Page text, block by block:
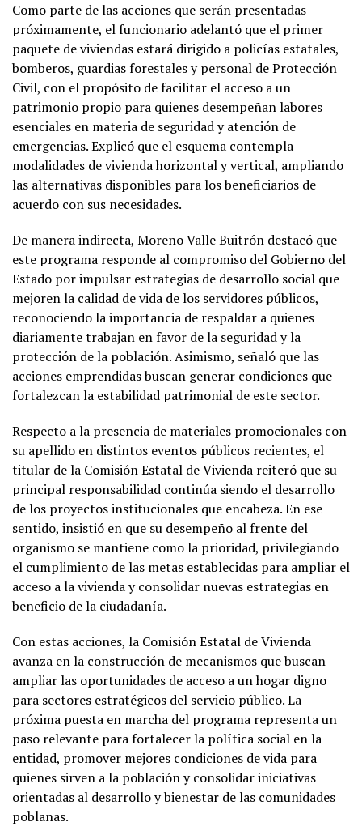
Como parte de las acciones que serán presentadas
próximamente, el funcionario adelantó que el primer
paquete de viviendas estará dirigido a policías estatales,
bomberos, guardias forestales y personal de Protección
Civil, con el propósito de facilitar el acceso a un
patrimonio propio para quienes desempeñan labores
esenciales en materia de seguridad y atención de
emergencias. Explicó que el esquema contempla
modalidades de vivienda horizontal y vertical, ampliando
las alternativas disponibles para los beneficiarios de
acuerdo con sus necesidades.
De manera indirecta, Moreno Valle Buitrón destacó que
este programa responde al compromiso del Gobierno del
Estado por impulsar estrategias de desarrollo social que
mejoren la calidad de vida de los servidores públicos,
reconociendo la importancia de respaldar a quienes
diariamente trabajan en favor de la seguridad y la
protección de la población. Asimismo, señaló que las
acciones emprendidas buscan generar condiciones que
fortalezcan la estabilidad patrimonial de este sector.
Respecto a la presencia de materiales promocionales con
su apellido en distintos eventos públicos recientes, el
titular de la Comisión Estatal de Vivienda reiteró que su
principal responsabilidad continúa siendo el desarrollo
de los proyectos institucionales que encabeza. En ese
sentido, insistió en que su desempeño al frente del
organismo se mantiene como la prioridad, privilegiando
el cumplimiento de las metas establecidas para ampliar el
acceso a la vivienda y consolidar nuevas estrategias en
beneficio de la ciudadanía.
Con estas acciones, la Comisión Estatal de Vivienda
avanza en la construcción de mecanismos que buscan
ampliar las oportunidades de acceso a un hogar digno
para sectores estratégicos del servicio público. La
próxima puesta en marcha del programa representa un
paso relevante para fortalecer la política social en la
entidad, promover mejores condiciones de vida para
quienes sirven a la población y consolidar iniciativas
orientadas al desarrollo y bienestar de las comunidades
poblanas.